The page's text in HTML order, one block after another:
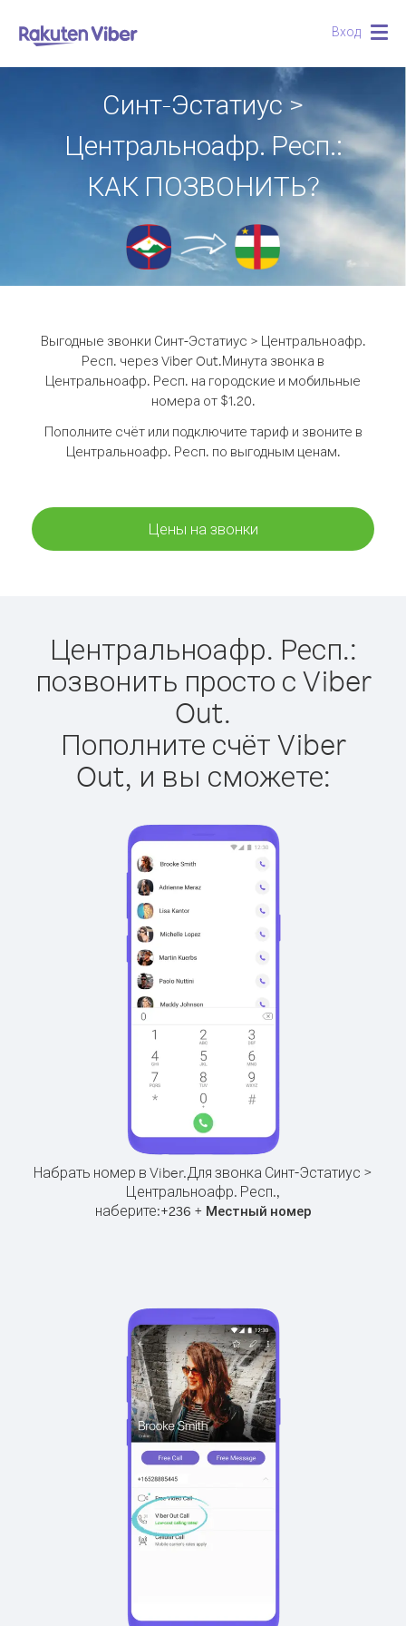
Вход
Синт-Эстатиус >
Центральноафр. Респ.:
КАК ПОЗВОНИТЬ?
Выгодные звонки Синт-Эстатиус > Центральноафр.
Респ. через Viber Out.Минута звонка в
Центральноафр. Респ. на городские и мобильные
номера от $1.20.
Пополните счёт или подключите тариф и звоните в
Центральноафр. Респ. по выгодным ценам.
Цены на звонки
Центральноафр. Респ.:
позвонить просто с Viber
Out.
Пополните счёт Viber
Out, и вы сможете:
Набрать номер в Viber.Для звонка Синт-Эстатиус >
Центральноафр. Респ.,
наберите:+236 + Местный номер